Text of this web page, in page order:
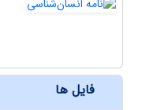
فایل ها